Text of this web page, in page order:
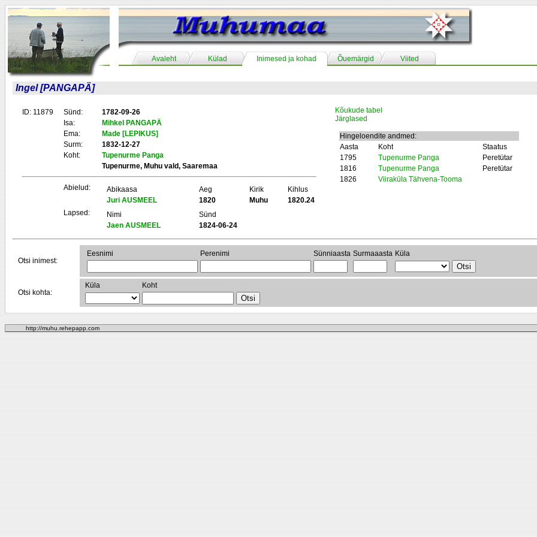
Avaleht Külad Inimesed ja kohad Õuemärgid Viited
Ingel [PANGAPÄ]
ID: 11879 Sünd:
1782-09-26
Isa:
Mihkel PANGAPÄ
Ema:
Made [LEPIKUS]
Surm:
1832-12-27
Koht:
Tupenurme Panga
Tupenurme, Muhu vald, Saaremaa
Abielud: Abikaasa Aeg Kirik
Kihlus
Juri AUSMEEL
1820 Muhu
1820.24
Lapsed:
Nimi
Sünd
Jaen AUSMEEL
1824-06-24
Kõukude tabel
Järglased
Hingeloendite andmed:
Aasta
Koht
Staatus
1795
Tupenurme Panga
Peretütar
1816
Tupenurme Panga
Peretütar
1826
Viiraküla Tähvena-Tooma
Otsi inimest:
Eesnimi Perenimi Sünniaasta Surmaaasta Küla
Otsi kohta:
Küla Koht
http://muhu.rehepapp.com